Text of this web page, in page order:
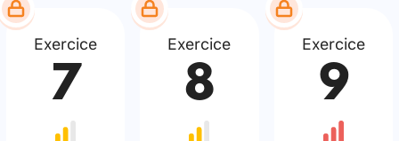
Exercice
7
Exercice
8
Exercice
9